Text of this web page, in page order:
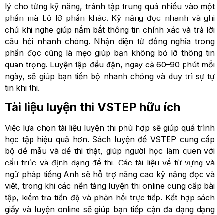
lý cho từng kỹ năng, tránh tập trung quá nhiều vào một
phần mà bỏ lỡ phần khác. Kỹ năng đọc nhanh và ghi
chú khi nghe giúp nắm bắt thông tin chính xác và trả lời
câu hỏi nhanh chóng. Nhận diện từ đồng nghĩa trong
phần đọc cũng là mẹo giúp bạn không bỏ lỡ thông tin
quan trọng. Luyện tập đều đặn, ngay cả 60–90 phút mỗi
ngày, sẽ giúp bạn tiến bộ nhanh chóng và duy trì sự tự
tin khi thi.
Tài liệu luyện thi VSTEP hữu ích
Việc lựa chọn tài liệu luyện thi phù hợp sẽ giúp quá trình
học tập hiệu quả hơn. Sách luyện đề VSTEP cung cấp
bộ đề mẫu và đề thi thật, giúp người học làm quen với
cấu trúc và định dạng đề thi. Các tài liệu về từ vựng và
ngữ pháp tiếng Anh sẽ hỗ trợ nâng cao kỹ năng đọc và
viết, trong khi các nền tảng luyện thi online cung cấp bài
tập, kiểm tra tiến độ và phản hồi trực tiếp. Kết hợp sách
giấy và luyện online sẽ giúp bạn tiếp cận đa dạng dạng